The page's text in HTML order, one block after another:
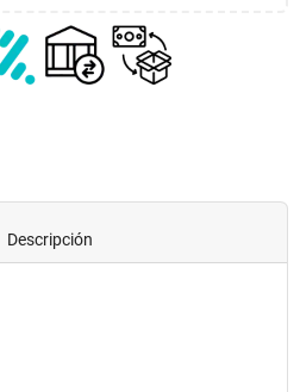
Descripción